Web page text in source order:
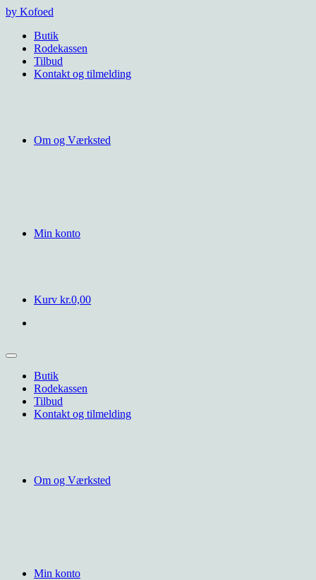
Videre
indhold
by Kofoed
Butik
Rodekassen
Tilbud
Kontakt og tilmelding
Om og Værksted
Min konto
Kurv kr.0,00
Butik
Rodekassen
Tilbud
Kontakt og tilmelding
Om og Værksted
Min konto